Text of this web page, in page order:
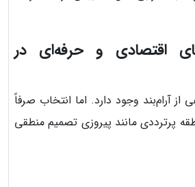
اقتصادی و حرفه‌ای در
از آرام‌بند وجود دارد. اما انتخاب صرفاً
پرترددی مانند پیروزی تصمیم منطقی